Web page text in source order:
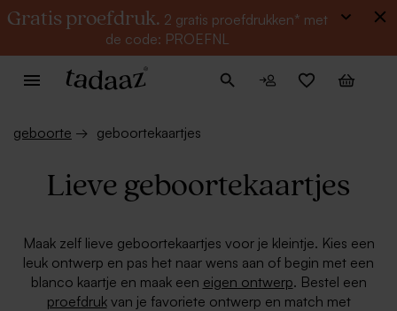
Gratis proefdruk. 2 gratis proefdrukken* met
de code: PROEFNL
geboorte → geboortekaartjes
Lieve geboortekaartjes
Maak zelf lieve geboortekaartjes voor je kleintje. Kies een
leuk ontwerp en pas het naar wens aan of begin met een
blanco kaartje en maak een eigen ontwerp. Bestel een
proefdrukvan je favoriete ontwerp en match met